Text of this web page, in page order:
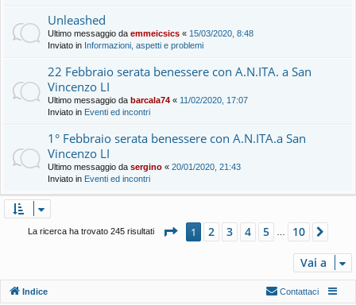
Unleashed
Ultimo messaggio da emmeicsics « 15/03/2020, 8:48
Inviato in Informazioni, aspetti e problemi
22 Febbraio serata benessere con A.N.ITA. a San
Vincenzo LI
Ultimo messaggio da barcala74 « 11/02/2020, 17:07
Inviato in Eventi ed incontri
1° Febbraio serata benessere con A.N.ITA.a San
Vincenzo LI
Ultimo messaggio da sergino « 20/01/2020, 21:43
Inviato in Eventi ed incontri
La ricerca ha trovato 245 risultati Pagina di 10
1 2 3 4 5 10
Vai a
Indice Contattaci